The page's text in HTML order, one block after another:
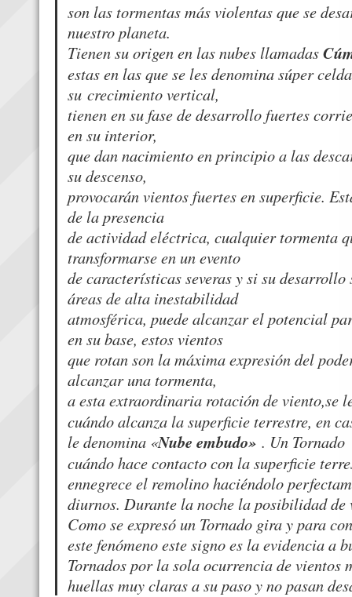
son las tormentas más violentas que se
nuestro planeta.
Tienen su origen en las nubes llamadas
estas en las que se les denomina súper
su crecimiento vertical,
tienen en su fase de desarrollo fuertes
en su interior,
que dan nacimiento en principio a las
su descenso,
provocarán vientos fuertes en superficie.
de la presencia
de actividad eléctrica, cualquier tormenta
transformarse en un evento
de características severas y si su desarrollo
áreas de alta inestabilidad
atmosférica, puede alcanzar el potencial
en su base, estos vientos
que rotan son la máxima expresión del
alcanzar una tormenta,
a esta extraordinaria rotación de viento,se
cuándo alcanza la superficie terrestre, en
le denomina «Nube embudo» . Un
cuándo hace contacto con la superficie
ennegrece el remolino haciéndolo
diurnos. Durante la noche la posibilidad
Como se expresó un Tornado gira y para
este fenómeno este signo es la evidencia a
Tornados por la sola ocurrencia de vientos
huellas muy claras a su paso y no pasan